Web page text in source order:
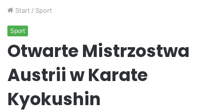
Start / Sport
Sport
Otwarte Mistrzostwa
Austrii w Karate
Kyokushin